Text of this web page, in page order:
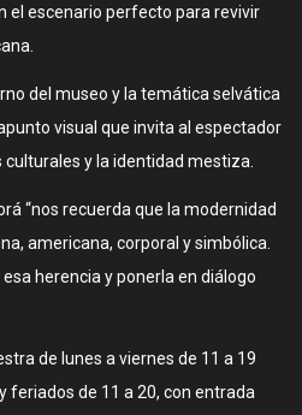
el escenario perfecto para revivir
del museo y la temática selvática
visual que invita al espectador
y la identidad mestiza.
“nos recuerda que la modernidad
americana, corporal y simbólica.
herencia y ponerla en diálogo
de lunes a viernes de 11 a 19
feriados de 11 a 20, con entrada